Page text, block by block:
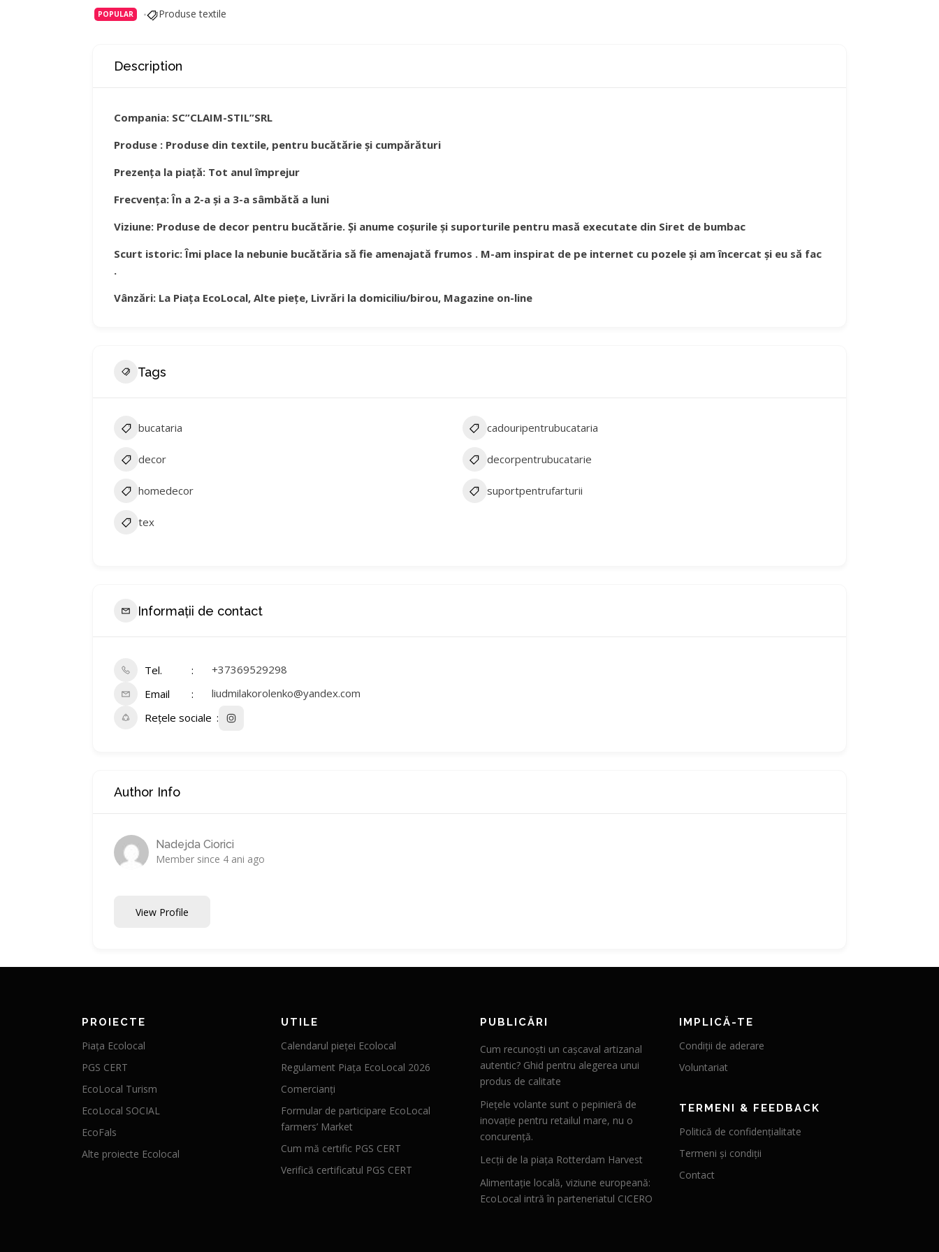
POPULAR Produse textile
Description
Compania: SC”CLAIM-STIL”SRL
Produse : Produse din textile, pentru bucătărie și cumpărături
Prezența la piață: Tot anul împrejur
Frecvența: În a 2-a și a 3-a sâmbătă a luni
Viziune: Produse de decor pentru bucătărie. Și anume coșurile și suporturile pentru masă executate din Siret de bumbac
Scurt istoric: Îmi place la nebunie bucătăria să fie amenajată frumos . M-am inspirat de pe internet cu pozele și am încercat și eu să fac
.
Vânzări: La Piața EcoLocal, Alte piețe, Livrări la domiciliu/birou, Magazine on-line
Tags
bucataria cadouripentrubucataria
decor decorpentrubucatarie
homedecor suportpentrufarturii
tex
Informații de contact
Tel.
+37369529298
Email
liudmilakorolenko@yandex.com
Rețele sociale
Author Info
Nadejda Ciorici
Member since 4 ani ago
View Profile
PROIECTE
Piața Ecolocal
PGS CERT
EcoLocal Turism
EcoLocal SOCIAL
EcoFals
Alte proiecte Ecolocal
UTILE
Calendarul pieței Ecolocal
Regulament Piața EcoLocal 2026
Comercianți
Formular de participare EcoLocal
farmers’ Market
Cum mă certific PGS CERT
Verifică certificatul PGS CERT
PUBLICĂRI
Cum recunoști un cașcaval artizanal
autentic? Ghid pentru alegerea unui
produs de calitate
Piețele volante sunt o pepinieră de
inovație pentru retailul mare, nu o
concurență.
Lecții de la piața Rotterdam Harvest
Alimentație locală, viziune europeană:
EcoLocal intră în parteneriatul CICERO
IMPLICĂ-TE
Condiții de aderare
Voluntariat
TERMENI & FEEDBACK
Politică de confidențialitate
Termeni și condiții
Contact